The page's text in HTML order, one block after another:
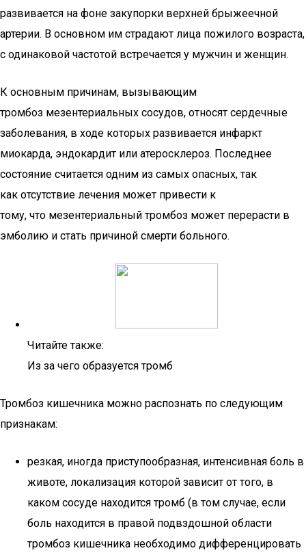
развивается на фоне закупорки верхней брыжеечной
артерии. В основном им страдают лица пожилого возраста,
с одинаковой частотой встречается у мужчин и женщин.
К основным причинам, вызывающим
тромбоз мезентериальных сосудов, относят сердечные
заболевания, в ходе которых развивается инфаркт
миокарда, эндокардит или атеросклероз. Последнее
состояние считается одним из самых опасных, так
как отсутствие лечения может привести к
тому, что мезентериальный тромбоз может перерасти в
эмболию и стать причиной смерти больного.
Читайте также:
Из за чего образуется тромб
Тромбоз кишечника можно распознать по следующим
признакам:
резкая, иногда приступообразная, интенсивная боль в
животе, локализация которой зависит от того, в
каком сосуде находится тромб (в том случае, если
боль находится в правой подвздошной области
тромбоз кишечника необходимо дифференцировать